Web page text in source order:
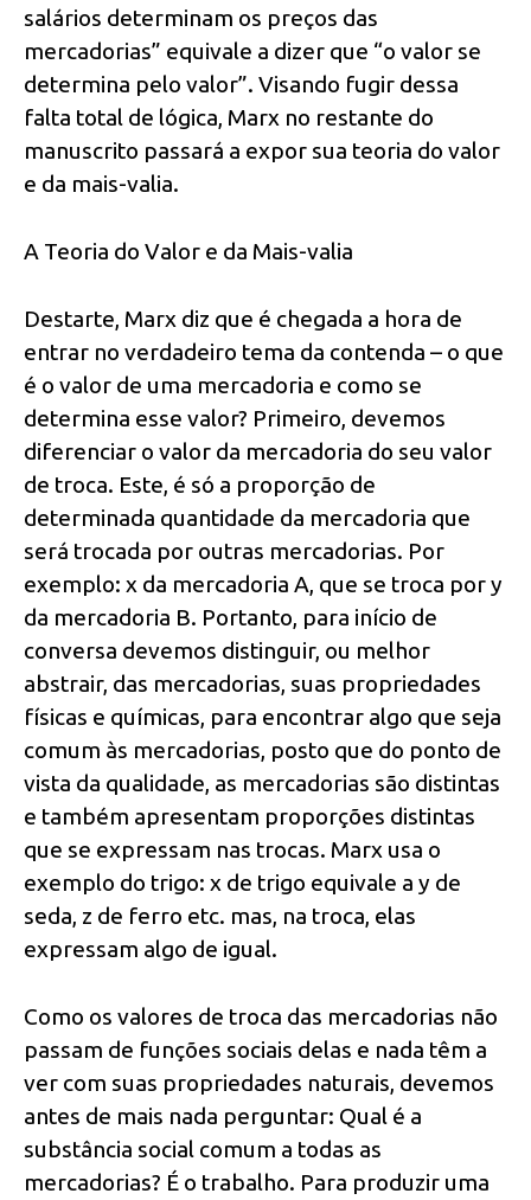
salários determinam os preços das
mercadorias” equivale a dizer que “o valor se
determina pelo valor”. Visando fugir dessa
falta total de lógica, Marx no restante do
manuscrito passará a expor sua teoria do valor
e da mais-valia.
A Teoria do Valor e da Mais-valia
Destarte, Marx diz que é chegada a hora de
entrar no verdadeiro tema da contenda – o que
é o valor de uma mercadoria e como se
determina esse valor? Primeiro, devemos
diferenciar o valor da mercadoria do seu valor
de troca. Este, é só a proporção de
determinada quantidade da mercadoria que
será trocada por outras mercadorias. Por
exemplo: x da mercadoria A, que se troca por y
da mercadoria B. Portanto, para início de
conversa devemos distinguir, ou melhor
abstrair, das mercadorias, suas propriedades
físicas e químicas, para encontrar algo que seja
comum às mercadorias, posto que do ponto de
vista da qualidade, as mercadorias são distintas
e também apresentam proporções distintas
que se expressam nas trocas. Marx usa o
exemplo do trigo: x de trigo equivale a y de
seda, z de ferro etc. mas, na troca, elas
expressam algo de igual.
Como os valores de troca das mercadorias não
passam de funções sociais delas e nada têm a
ver com suas propriedades naturais, devemos
antes de mais nada perguntar: Qual é a
substância social comum a todas as
mercadorias? É o trabalho. Para produzir uma